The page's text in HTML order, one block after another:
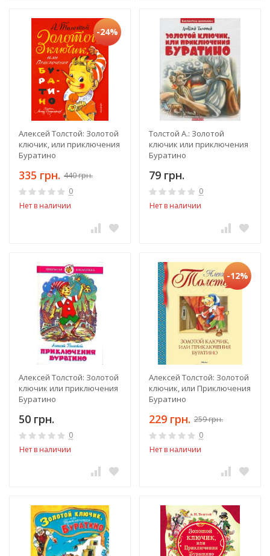
-24%
Алексей Толстой: Золотой
ключик, или приключения
Буратино
335 грн. 440 грн.
0
Нет в наличии
Толстой А.: Золотой
ключик или приключения
Буратино
79 грн.
0
Нет в наличии
Алексей Толстой: Золотой
ключик или приключения
Буратино
50 грн.
0
Нет в наличии
-12%
Алексей Толстой: Золотой
ключик, или Приключения
Буратино
229 грн. 259 грн.
0
Нет в наличии